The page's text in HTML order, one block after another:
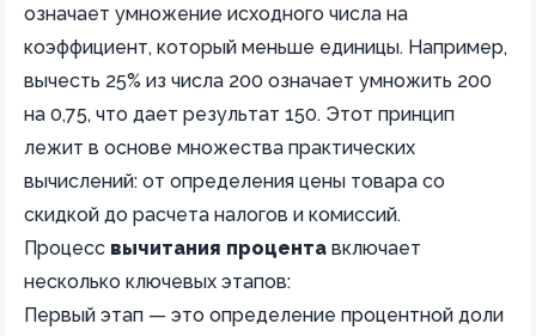
означает умножение исходного числа на
коэффициент, который меньше единицы. Например,
вычесть 25% из числа 200 означает умножить 200
на 0,75, что дает результат 150. Этот принцип
лежит в основе множества практических
вычислений: от определения цены товара со
скидкой до расчета налогов и комиссий.
Процесс вычитания процента включает
несколько ключевых этапов:
Первый этап — это определение процентной доли